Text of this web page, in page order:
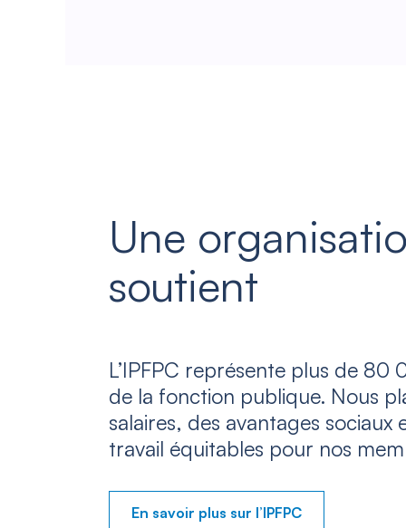
Une
soutient
L’IPFPC représente plus de 80
de la fonction publique. Nous
salaires, des avantages sociaux
travail équitables pour nos
En savoir plus sur l’IPFPC